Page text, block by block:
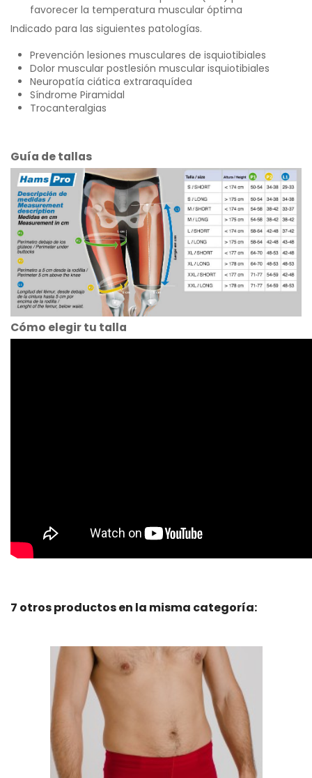
favorecer la temperatura muscular óptima
Indicado para las siguientes patologías.
Prevención lesiones musculares de isquiotibiales
Dolor muscular postlesión muscular isquiotibiales
Neuropatía ciática extraraquídea
Síndrome Piramidal
Trocanteralgias
Guía de tallas
Cómo elegir tu talla
7 otros productos en la misma categoría: